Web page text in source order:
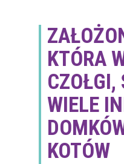
KTÓRA
CZOŁGI,
WIELE
KOTÓW